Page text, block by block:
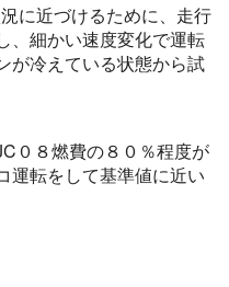
に近づけるために、走行
、細かい速度変化で運転
が冷えている状態から試
０８燃費の８０％程度が
運転をして基準値に近い